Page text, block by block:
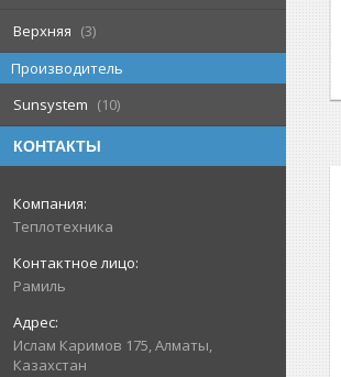
Верхняя
3
Производитель
Sunsystem
10
КОНТАКТЫ
Теплотехника
Рамиль
Ислам Каримов 175, Алматы,
Казахстан